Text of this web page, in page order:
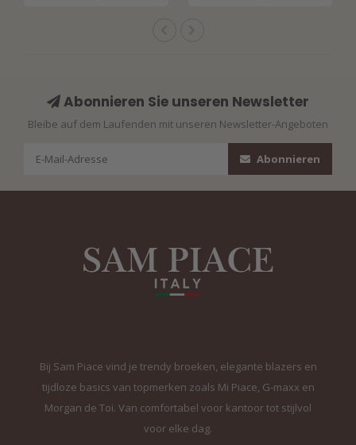
Abonnieren Sie unseren Newsletter
Bleibe auf dem Laufenden mit unseren Newsletter-Angeboten
Abonnieren
Bij Sam Piace vind je trendy broeken, elegante blazers en
tijdloze basics van topmerken zoals Mi Piace, G-maxx en
Morgan de Toi. Van comfortabel voor kantoor tot stijlvol
voor elke dag.